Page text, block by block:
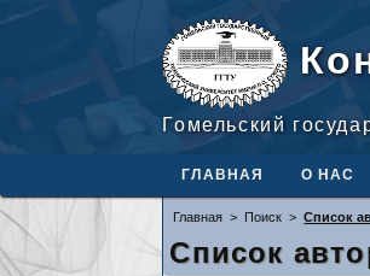
Гомельский
ГЛАВНАЯ О НАС
Главная > Поиск > Список
Список